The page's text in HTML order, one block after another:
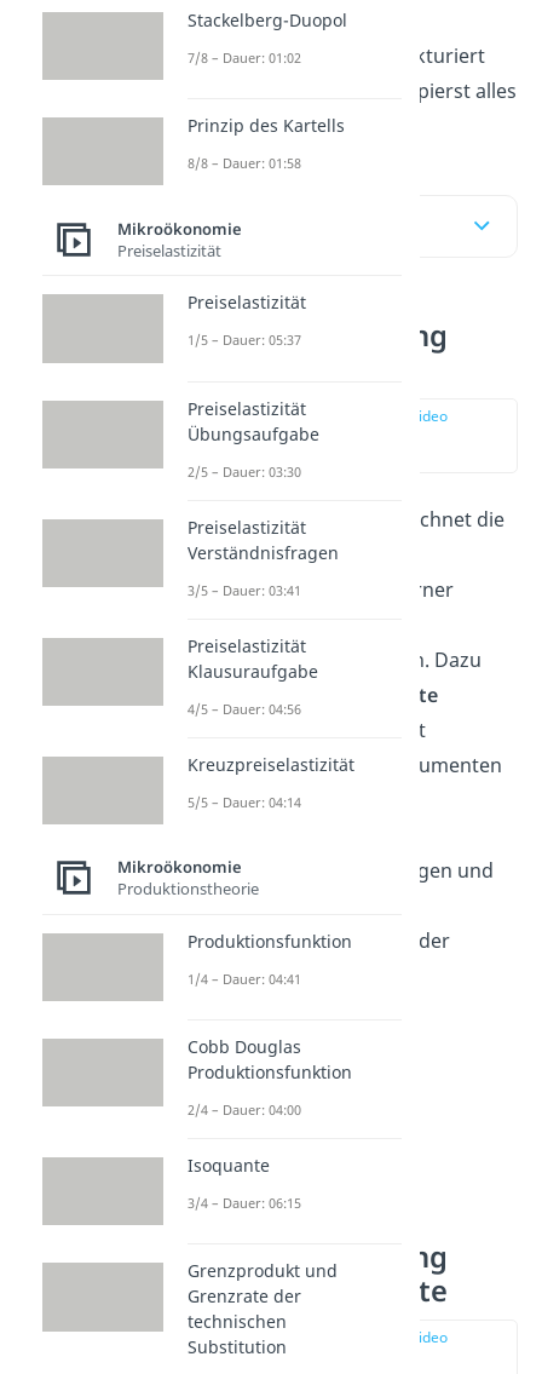
Wortbedeutung von
Internalisierung
strukturiert
zusammen und du kapierst alles
in 0, nichts!
Internalisierung
zur Stelle im Video
Internalisierung bezeichnet die
Einbeziehung
Verinnerlichung
externer
Wirtschaftsgeschehen. Dazu
externe Effekte
und mit
Internalisierungsinstrumenten
Teil des Marktes.
Marktversagen entgegen und
Wohlfahrtserhöhung der
Volkswirtschaft.
Internalisierung
externer Effekte
zur Stelle im Video
Stackelberg-Duopol
7/8 – Dauer: 01:02
Prinzip des Kartells
8/8 – Dauer: 01:58
Mikroökonomie
Preiselastizität
Preiselastizität
1/5 – Dauer: 05:37
Preiselastizität
Übungsaufgabe
2/5 – Dauer: 03:30
Preiselastizität
Verständnisfragen
3/5 – Dauer: 03:41
Preiselastizität
Klausuraufgabe
4/5 – Dauer: 04:56
Kreuzpreiselastizität
5/5 – Dauer: 04:14
Mikroökonomie
Produktionstheorie
Produktionsfunktion
1/4 – Dauer: 04:41
Cobb Douglas
Produktionsfunktion
2/4 – Dauer: 04:00
Isoquante
3/4 – Dauer: 06:15
Grenzprodukt und
Grenzrate der
technischen
Substitution